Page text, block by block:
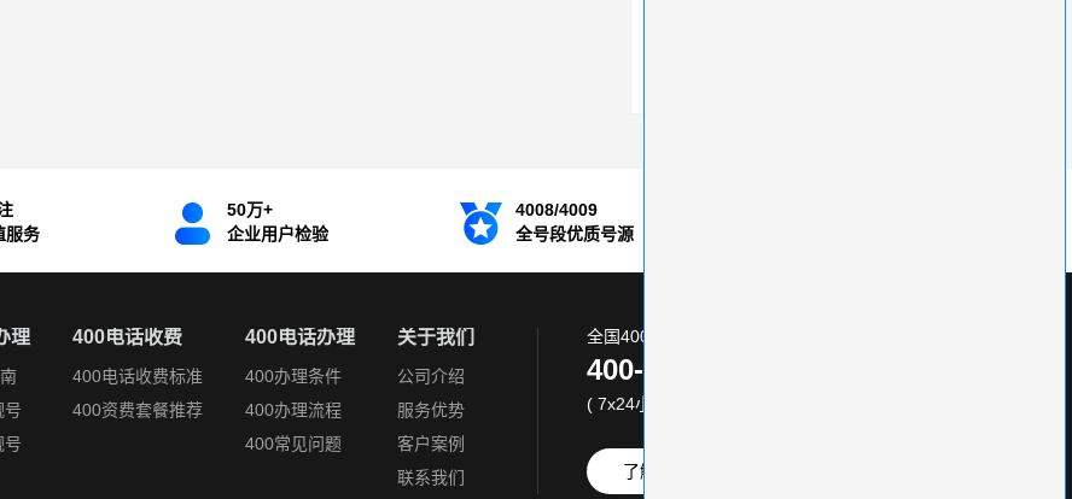
服务
50万+
企业用户检验
4008/4009
全号段优质号源
理
号
号
400电话收费
400电话收费标准
400资费套餐推荐
400电话办理
400办理条件
400办理流程
400常见问题
关于我们
公司介绍
服务优势
客户案例
联系我们
全国400电话服务热线:
400-870-8800
( 7x24小时 )
了解更多